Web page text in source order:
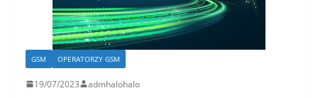
GSM OPERATORZY GSM
19/07/2023 admhalohalo